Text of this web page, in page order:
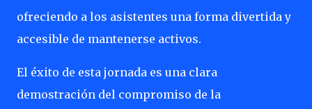
ofreciendo a los asistentes una forma divertida y
accesible de mantenerse activos.
El éxito de esta jornada es una clara
demostración del compromiso de la